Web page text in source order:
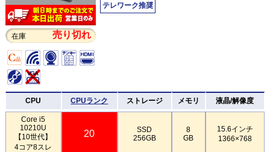
在庫 売り切れ
テレワーク推奨
CPU CPUランク ストレージ メモリ 液晶/解像度
Core i5
10210U
【10世代】
4コア8スレ
20
SSD
256GB
8
GB
15.6インチ
1366×768